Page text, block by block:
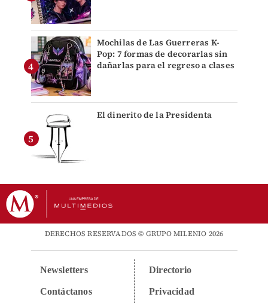
Mochilas de Las Guerreras K-
Pop: 7 formas de decorarlas sin
dañarlas para el regreso a clases
El dinerito de la Presidenta
DERECHOS RESERVADOS © GRUPO MILENIO 2026
Newsletters
Contáctanos
Directorio
Privacidad